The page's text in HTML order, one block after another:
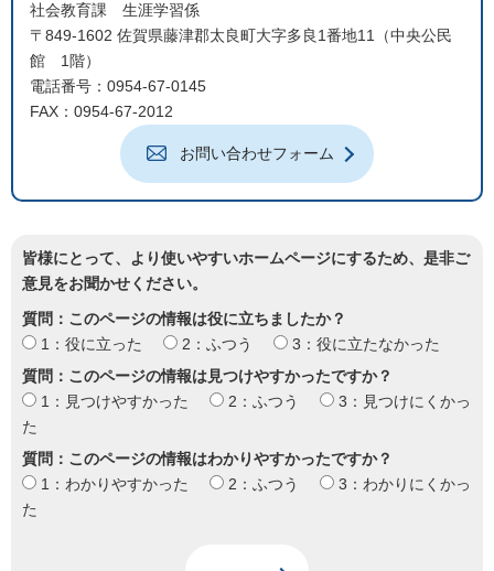
社会教育課 生涯学習係
〒849-1602 佐賀県藤津郡太良町大字多良1番地11（中央公民
館 1階）
電話番号：0954-67-0145
FAX：0954-67-2012
お問い合わせフォーム
皆様にとって、より使いやすいホームページにするため、是非ご
意見をお聞かせください。
質問：このページの情報は役に立ちましたか？
1：役に立った
2：ふつう
3：役に立たなかった
質問：このページの情報は見つけやすかったですか？
1：見つけやすかった
2：ふつう
3：見つけにくかっ
た
質問：このページの情報はわかりやすかったですか？
1：わかりやすかった
2：ふつう
3：わかりにくかっ
た